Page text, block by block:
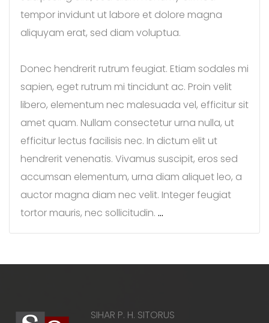
tempor invidunt ut labore et dolore magna
aliquyam erat, sed diam voluptua.
Donec hendrerit rutrum feugiat. Etiam sodales mi
sapien, eget rutrum mi tincidunt ac. Proin velit
libero, elementum nec malesuada vel, efficitur sit
amet quam. Nullam consectetur urna nulla, ut
efficitur lectus facilisis nec. In dictum elit ut
hendrerit venenatis. Vivamus suscipit, eros sed
accumsan elementum, urna diam aliquet leo, a
auctor magna diam nec velit. Integer feugiat
tortor mauris, nec sollicitudin. …
SIHAR P. H. SITORUS